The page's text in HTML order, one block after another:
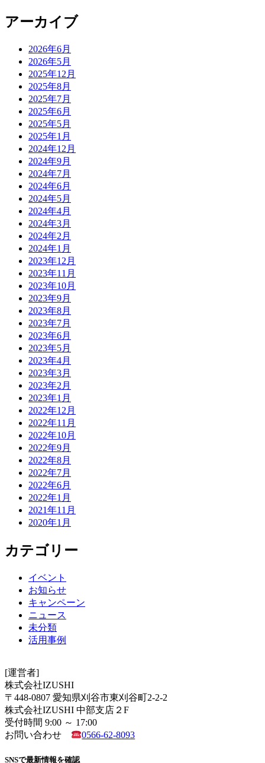
アーカイブ
2026年6月
2026年5月
2025年12月
2025年8月
2025年7月
2025年6月
2025年5月
2025年1月
2024年12月
2024年9月
2024年7月
2024年6月
2024年5月
2024年4月
2024年3月
2024年2月
2024年1月
2023年12月
2023年11月
2023年10月
2023年9月
2023年8月
2023年7月
2023年6月
2023年5月
2023年4月
2023年3月
2023年2月
2023年1月
2022年12月
2022年11月
2022年10月
2022年9月
2022年8月
2022年7月
2022年6月
2022年1月
2021年11月
2020年1月
カテゴリー
イベント
お知らせ
キャンペーン
ニュース
未分類
活用事例
[運営者]
株式会社IZUSHI
〒448-0807 愛知県刈谷市東刈谷町2-2-2
株式会社IZUSHI 中部支店２F
受付時間 9:00 ～ 17:00
お問い合わせ
0566-62-8093
SNSで最新情報を確認